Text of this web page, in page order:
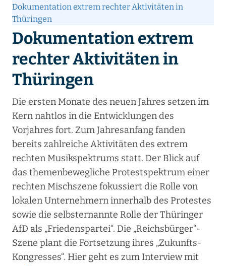
Dokumentation extrem rechter Aktivitäten in
Thüringen
Dokumentation extrem
rechter Aktivitäten in
Thüringen
Die ersten Monate des neuen Jahres setzen im
Kern nahtlos in die Entwicklungen des
Vorjahres fort. Zum Jahresanfang fanden
bereits zahlreiche Aktivitäten des extrem
rechten Musikspektrums statt. Der Blick auf
das themenbewegliche Protestspektrum einer
rechten Mischszene fokussiert die Rolle von
lokalen Unternehmern innerhalb des Protestes
sowie die selbsternannte Rolle der Thüringer
AfD als „Friedenspartei“. Die „Reichsbürger“-
Szene plant die Fortsetzung ihres „Zukunfts-
Kongresses“. Hier geht es zum Interview mit